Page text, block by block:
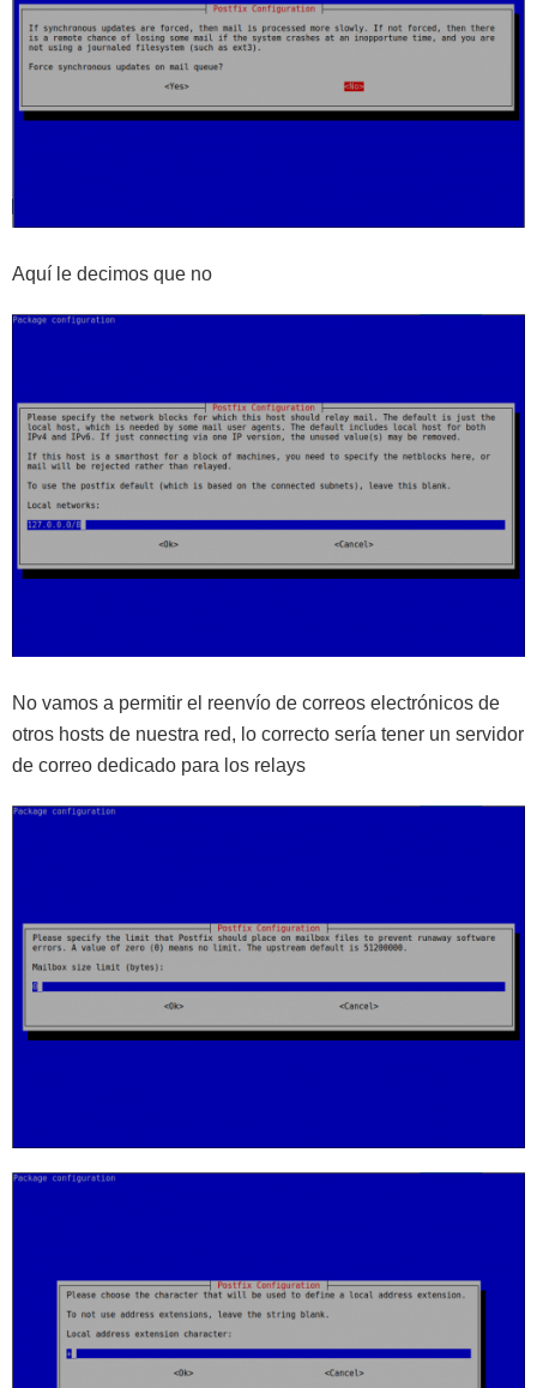
Aquí le decimos que no
No vamos a permitir el reenvío de correos electrónicos de
otros hosts de nuestra red, lo correcto sería tener un servidor
de correo dedicado para los relays